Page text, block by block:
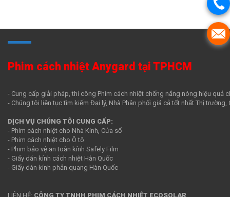
Phim cách nhiệt Anygard tại TPHCM
- Cung cấp giải pháp, thi công Phim cách nhiệt chống nắng nóng hiệu quả
- Chúng tôi liên tục tìm kiếm Đại lý, Nhà Phân phối giá cả tốt nhất Thị trường,
DỊCH VỤ CHÚNG TÔI CUNG CẤP:
- Phim cách nhiệt cho Nhà Kính, Cửa sổ
- Phim cách nhiệt cho Ô tô
- Phim bảo vệ an toàn kính Safely Film
- Giấy dán kính cách nhiệt Hàn Quốc
- Giấy dán kính phản quang Hàn Quốc
LIÊN HỆ: CÔNG TY TNHH PHIM CÁCH NHIỆT ECOSOLAR